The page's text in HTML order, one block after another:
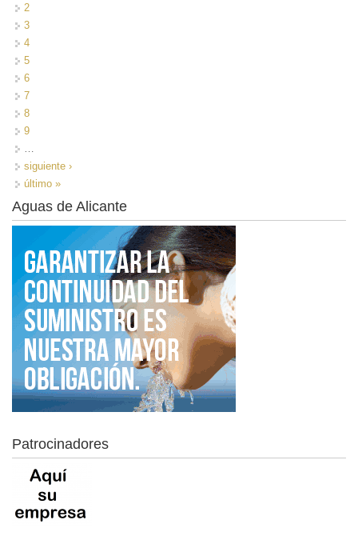
2
3
4
5
6
7
8
9
siguiente ›
último »
Aguas de Alicante
Patrocinadores